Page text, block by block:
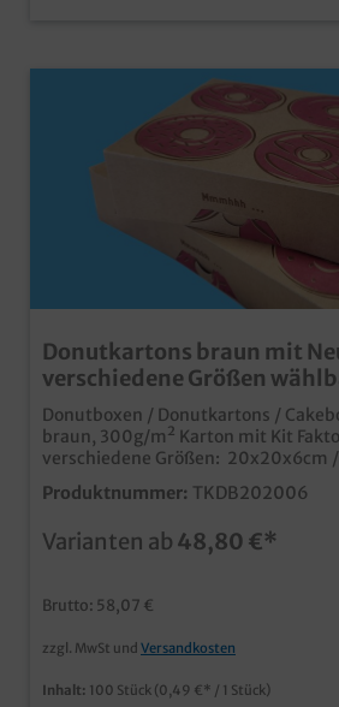
Donutkartons braun mit
verschiedene Größen
Donutboxen / Donutkartons /
braun, 300g/m² Karton mit Kit
verschiedene Größen: 20x20x6cm /
30x20x6cmpraktische
Donutsumweltfreundliche,
mit Kit Faktormoderner und
Produktnummer: TKDB202006
Varianten ab 48,80 €*
Brutto: 58,07 €
zzgl. MwSt und Versandkosten
Inhalt: 100 Stück (0,49 €* / 1 Stück)